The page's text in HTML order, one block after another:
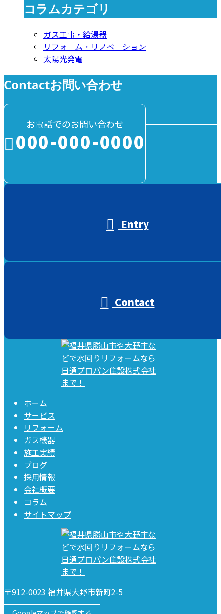
コラムカテゴリ
ガス工事・給湯器
リフォーム・リノベーション
太陽光発電
Contactお問い合わせ
お電話でのお問い合わせ
000-000-0000
Entry
Contact
ホーム
サービス
リフォーム
ガス機器
施工実績
ブログ
採用情報
会社概要
コラム
サイトマップ
〒912-0023 福井県大野市新町2-5